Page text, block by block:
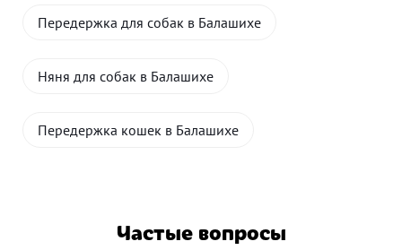
Передержка для собак в Балашихе
Няня для собак в Балашихе
Передержка кошек в Балашихе
Частые вопросы